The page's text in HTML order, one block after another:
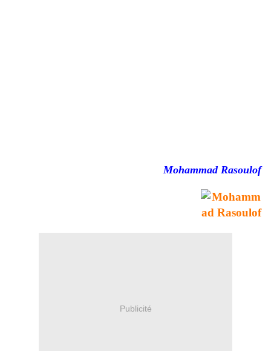
Mohammad Rasoulof
Publicité